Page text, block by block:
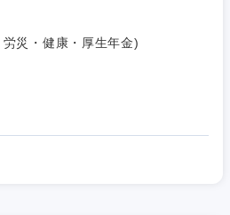
災・健康・厚生年金)